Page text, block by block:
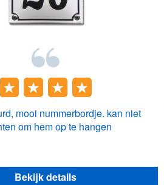
mooi nummerbordje. kan niet
om hem op te hangen
Bekijk details